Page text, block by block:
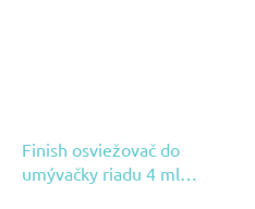
Finish osviežovač do
umývačky riadu 4 ml